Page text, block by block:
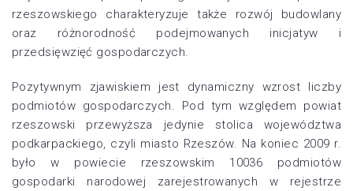
rzeszowskiego charakteryzuje także rozwój budowlany
oraz różnorodność podejmowanych inicjatyw i
przedsięwzięć gospodarczych.
Pozytywnym zjawiskiem jest dynamiczny wzrost liczby
podmiotów gospodarczych. Pod tym względem powiat
rzeszowski przewyższa jedynie stolica województwa
podkarpackiego, czyli miasto Rzeszów. Na koniec 2009 r.
było w powiecie rzeszowskim 10036 podmiotów
gospodarki narodowej zarejestrowanych w rejestrze